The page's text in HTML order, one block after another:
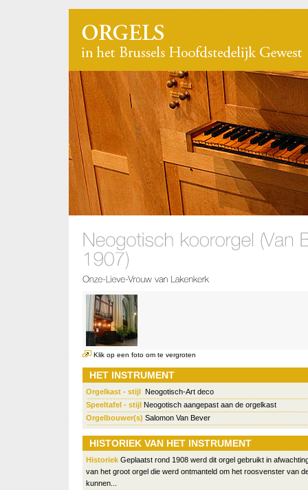
Klik op een foto om te vergroten
HET INSTRUMENT
Orgelkast - stijl Neogotisch-Art deco
Speeltafel - stijl Neogotisch aangepast aan de orgelkast
Orgelbouwer(s) Salomon Van Bever
HISTORIEK VAN HET INSTRUMENT
Historiek Geplaatst rond 1908 werd dit orgel gebruikt in
van het groot orgel die werd ontmanteld om het roosvenster van
kunnen...